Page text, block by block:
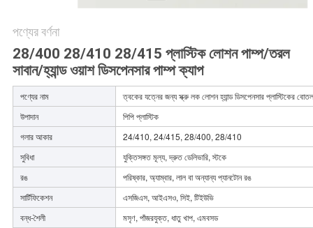
PRIVACY
POLICY
পণ্যের বর্ণনা
28/400 28/410 28/415 প্লাস্টিক লোশন পাম্প/তরল
সাবান/হ্যান্ড ওয়াশ ডিসপেনসার পাম্প ক্যাপ
পণ্যের নাম
ত্বকের যত্নের জন্য স্ক্রু লক লোশন হ্যান্ড ডিসপেনসার প্লাস্টিকের
উপাদান
পিপি প্লাস্টিক
গলার আকার
24/410, 24/415, 28/400, 28/410
সুবিধা
যুক্তিসঙ্গত মূল্য, দ্রুত ডেলিভারি, স্টকে
রঙ
পরিষ্কার, অ্যাম্বার, লাল বা অন্যান্য প্যানটোন রঙ
সার্টিফিকেশন
এসজিএস, আইএসও, সিই, টিইউভি
বন্ধ-শৈলী
মসৃণ, পাঁজরযুক্ত, ধাতু খাপ, এমবসড